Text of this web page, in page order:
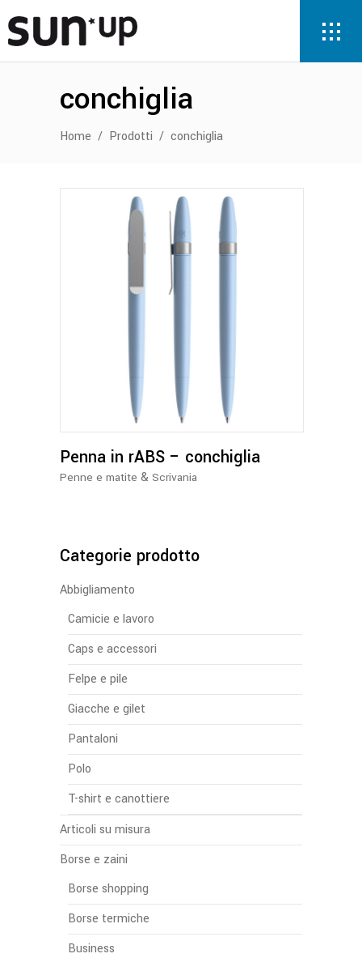
conchiglia
Home / Prodotti / conchiglia
varianti.
Le
opzioni
possono
essere
del
Penna in rABS – conchiglia
Penne e matite & Scrivania
Categorie prodotto
Abbigliamento
Camicie e lavoro
Caps e accessori
Felpe e pile
Giacche e gilet
Pantaloni
Polo
T-shirt e canottiere
Articoli su misura
Borse e zaini
Borse shopping
Borse termiche
Business